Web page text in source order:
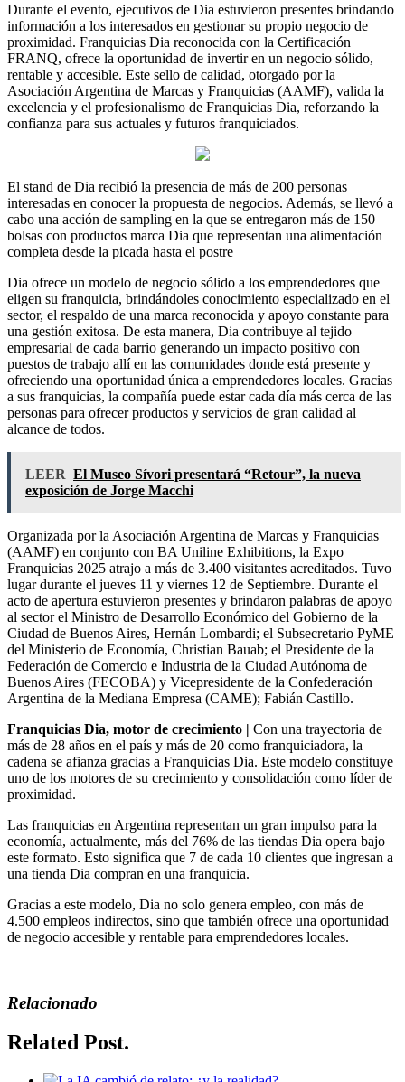
Durante el evento, ejecutivos de Dia estuvieron presentes brindando
información a los interesados en gestionar su propio negocio de
proximidad. Franquicias Dia reconocida con la Certificación
FRANQ, ofrece la oportunidad de invertir en un negocio sólido,
rentable y accesible. Este sello de calidad, otorgado por la
Asociación Argentina de Marcas y Franquicias (AAMF), valida la
excelencia y el profesionalismo de Franquicias Dia, reforzando la
confianza para sus actuales y futuros franquiciados.
El stand de Dia recibió la presencia de más de 200 personas
interesadas en conocer la propuesta de negocios. Además, se llevó a
cabo una acción de sampling en la que se entregaron más de 150
bolsas con productos marca Dia que representan una alimentación
completa desde la picada hasta el postre
Dia ofrece un modelo de negocio sólido a los emprendedores que
eligen su franquicia, brindándoles conocimiento especializado en el
sector, el respaldo de una marca reconocida y apoyo constante para
una gestión exitosa. De esta manera, Dia contribuye al tejido
empresarial de cada barrio generando un impacto positivo con
puestos de trabajo allí en las comunidades donde está presente y
ofreciendo una oportunidad única a emprendedores locales. Gracias
a sus franquicias, la compañía puede estar cada día más cerca de las
personas para ofrecer productos y servicios de gran calidad al
alcance de todos.
LEER El Museo Sívori presentará “Retour”, la nueva
exposición de Jorge Macchi
Organizada por la Asociación Argentina de Marcas y Franquicias
(AAMF) en conjunto con BA Uniline Exhibitions, la Expo
Franquicias 2025 atrajo a más de 3.400 visitantes acreditados. Tuvo
lugar durante el jueves 11 y viernes 12 de Septiembre. Durante el
acto de apertura estuvieron presentes y brindaron palabras de apoyo
al sector el Ministro de Desarrollo Económico del Gobierno de la
Ciudad de Buenos Aires, Hernán Lombardi; el Subsecretario PyME
del Ministerio de Economía, Christian Bauab; el Presidente de la
Federación de Comercio e Industria de la Ciudad Autónoma de
Buenos Aires (FECOBA) y Vicepresidente de la Confederación
Argentina de la Mediana Empresa (CAME); Fabián Castillo.
Franquicias Dia, motor de crecimiento | Con una trayectoria de
más de 28 años en el país y más de 20 como franquiciadora, la
cadena se afianza gracias a Franquicias Dia. Este modelo constituye
uno de los motores de su crecimiento y consolidación como líder de
proximidad.
Las franquicias en Argentina representan un gran impulso para la
economía, actualmente, más del 76% de las tiendas Dia opera bajo
este formato. Esto significa que 7 de cada 10 clientes que ingresan a
una tienda Dia compran en una franquicia.
Gracias a este modelo, Dia no solo genera empleo, con más de
4.500 empleos indirectos, sino que también ofrece una oportunidad
de negocio accesible y rentable para emprendedores locales.
Relacionado
Related Post.